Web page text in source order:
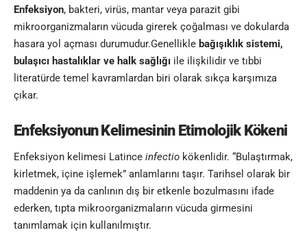
Enfeksiyon, bakteri, virüs, mantar veya parazit gibi
mikroorganizmaların vücuda girerek çoğalması ve dokularda
hasara yol açması durumudur.Genellikle bağışıklık sistemi,
bulaşıcı hastalıklar ve halk sağlığı ile ilişkilidir ve tıbbi
literatürde temel kavramlardan biri olarak sıkça karşımıza
çıkar.
Enfeksiyonun Kelimesinin Etimolojik Kökeni
Enfeksiyon kelimesi Latince infectio kökenlidir. “Bulaştırmak,
kirletmek, içine işlemek” anlamlarını taşır. Tarihsel olarak bir
maddenin ya da canlının dış bir etkenle bozulmasını ifade
ederken, tıpta mikroorganizmaların vücuda girmesini
tanımlamak için kullanılmıştır.